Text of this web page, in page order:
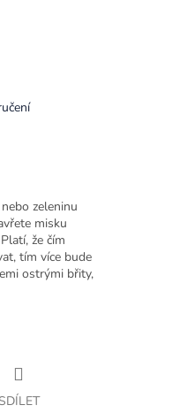
zeleninu
misku
že čím
tím více bude
ostrými břity,
SDÍLET